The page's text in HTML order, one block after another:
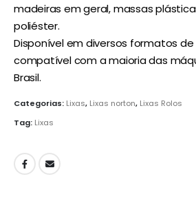
madeiras em geral, massas
poliéster.
Disponível em diversos formatos
compatível com a maioria das
Brasil.
Categorias: Lixas, Lixas norton, Lixas Rolos
Tag: Lixas